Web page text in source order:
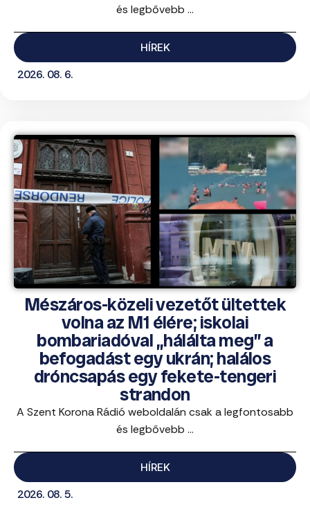
és legbővebb ...
HÍREK
2026. 08. 6.
Mészáros-közeli vezetőt ültettek
volna az M1 élére; iskolai
bombariadóval „hálálta meg” a
befogadást egy ukrán; halálos
dróncsapás egy fekete-tengeri
strandon
A Szent Korona Rádió weboldalán csak a legfontosabb
és legbővebb ...
HÍREK
2026. 08. 5.